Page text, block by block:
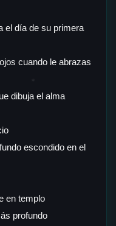
el día de su primera
cuando le abrazas
dibuja el alma
escondido en el
en templo
profundo